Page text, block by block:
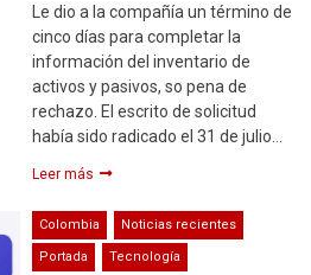
Le dio a la compañía un término de
cinco días para completar la
información del inventario de
activos y pasivos, so pena de
rechazo. El escrito de solicitud
había sido radicado el 31 de julio…
Leer más
Colombia Noticias recientes
Portada Tecnología